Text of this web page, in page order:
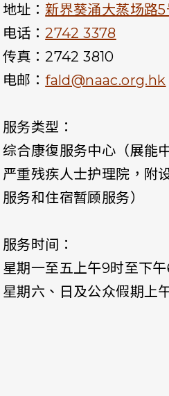
地址：新界葵涌大蒸场路5
电话： 2742 3378
传真：2742 3810
电邮：fald@naac.org.hk
服务类型：
综合康復服务中心（展能
严重残疾人士护理院，附
服务和住宿暂顾服务）
服务时间：
星期一至五上午9时至下
星期六、日及公众假期上